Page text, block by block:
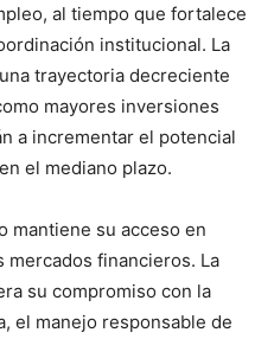
al tiempo que fortalece
institucional. La
trayectoria decreciente
mayores inversiones
a incrementar el potencial
el mediano plazo.
mantiene su acceso en
mercados financieros. La
su compromiso con la
el manejo responsable de